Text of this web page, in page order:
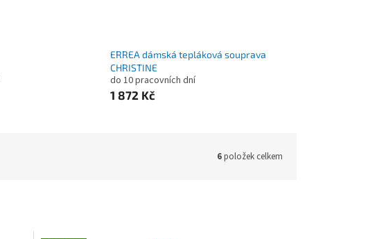
ERREA dámská tepláková souprava
CHRISTINE
do 10 pracovních dní
1 872 Kč
6položek celkem